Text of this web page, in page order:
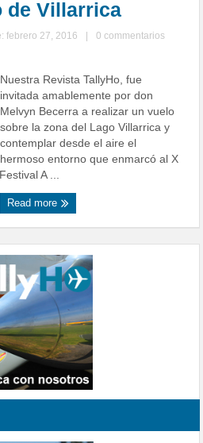
de Villarrica
febrero 27, 2016
0 commentarios
Nuestra Revista TallyHo, fue
invitada amablemente por don
Melvyn Becerra a realizar un vuelo
sobre la zona del Lago Villarrica y
contemplar desde el aire el
hermoso entorno que enmarcó al X
Festival A ...
Read more